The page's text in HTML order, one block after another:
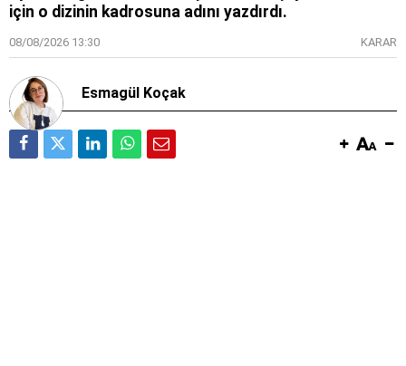
için o dizinin kadrosuna adını yazdırdı.
08/08/2026 13:30 KARAR
Esmagül Koçak